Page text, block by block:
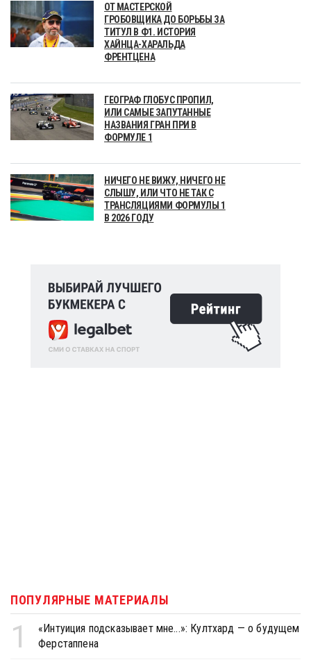
ОТ МАСТЕРСКОЙ
ГРОБОВЩИКА ДО БОРЬБЫ ЗА
ТИТУЛ В Ф1. ИСТОРИЯ
ХАЙНЦА-ХАРАЛЬДА
ФРЕНТЦЕНА
ГЕОГРАФ ГЛОБУС ПРОПИЛ,
ИЛИ САМЫЕ ЗАПУТАННЫЕ
НАЗВАНИЯ ГРАН ПРИ В
ФОРМУЛЕ 1
НИЧЕГО НЕ ВИЖУ, НИЧЕГО НЕ
СЛЫШУ, ИЛИ ЧТО НЕ ТАК С
ТРАНСЛЯЦИЯМИ ФОРМУЛЫ 1
В 2026 ГОДУ
ПОПУЛЯРНЫЕ МАТЕРИАЛЫ
1
«Интуиция подсказывает мне...»: Култхард — о будущем
Ферстаппена